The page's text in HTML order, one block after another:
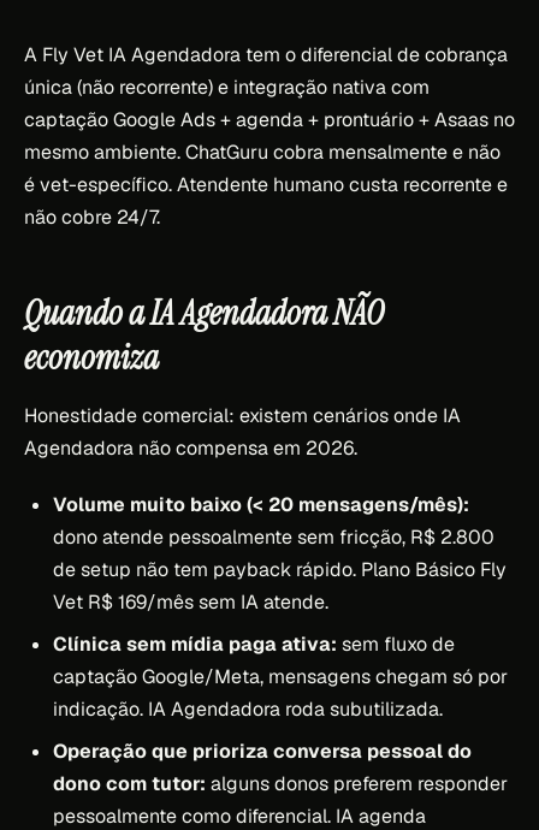
A Fly Vet IA Agendadora tem o diferencial de cobrança
única (não recorrente) e integração nativa com
captação Google Ads + agenda + prontuário + Asaas no
mesmo ambiente. ChatGuru cobra mensalmente e não
é vet-específico. Atendente humano custa recorrente e
não cobre 24/7.
Quando a IA Agendadora NÃO
economiza
Honestidade comercial: existem cenários onde IA
Agendadora não compensa em 2026.
Volume muito baixo (< 20 mensagens/mês):
dono atende pessoalmente sem fricção, R$ 2.800
de setup não tem payback rápido. Plano Básico Fly
Vet R$ 169/mês sem IA atende.
Clínica sem mídia paga ativa: sem fluxo de
captação Google/Meta, mensagens chegam só por
indicação. IA Agendadora roda subutilizada.
Operação que prioriza conversa pessoal do
dono com tutor: alguns donos preferem responder
pessoalmente como diferencial. IA agenda